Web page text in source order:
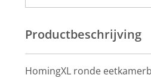
Productbeschrijving
HomingXL ronde